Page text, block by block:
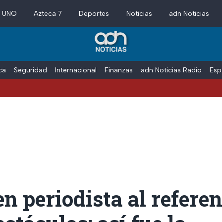
Azteca 7 Deportes Noticias adn Noticias
Seguridad Internacional Finanzas adn Noticias Radio
periodista al